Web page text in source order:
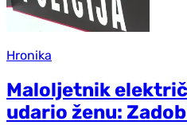
Hronika
Maloljetnik
udario ženu: